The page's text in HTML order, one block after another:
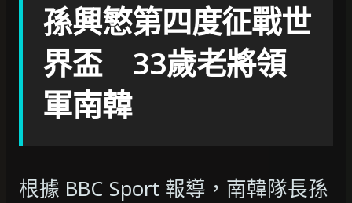
孫興慜第四度征戰世
界盃 33歲老將領
軍南韓
根據 BBC Sport 報導，南韓隊長孫